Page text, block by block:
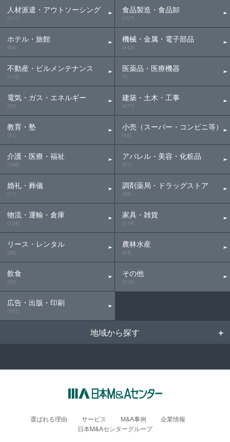
人材派遣・アウトソーシング
(111)
ホテル・旅館
(54)
不動産・ビルメンテナンス
(115)
電気・ガス・エネルギー
(39)
教育・塾
(31)
介護・医療・福祉
(168)
婚礼・葬儀
(11)
物流・運輸・倉庫
(124)
リース・レンタル
(30)
飲食
(56)
広告・出版・印刷
(101)
食品製造・食品卸
(107)
機械・金属・電子部品
(442)
医薬品・医療機器
(7)
建築・土木・工事
(477)
小売（スーパー・コンビニ等）
(45)
アパレル・美容・化粧品
(71)
調剤薬局・ドラッグストア
(25)
家具・雑貨
(119)
農林水産
(43)
その他
(115)
地域から探す
選ばれる理由 サービス M&A事例
企業情報
日本M&Aセンターグループ